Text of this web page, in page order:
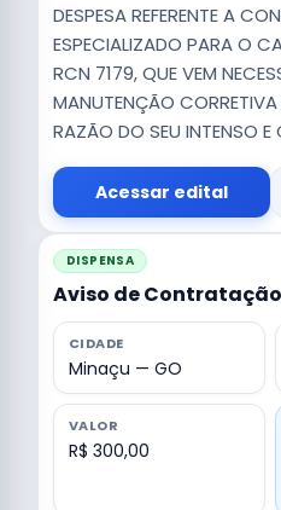
DESPESA REFERENTE A
ESPECIALIZADO PARA O
RCN 7179, QUE VEM
MANUTENÇÃO
RAZÃO DO SEU INTENSO
Acessar edital
DISPENSA
Aviso de Contratação
CIDADE
Minaçu — GO
VALOR
R$ 300,00